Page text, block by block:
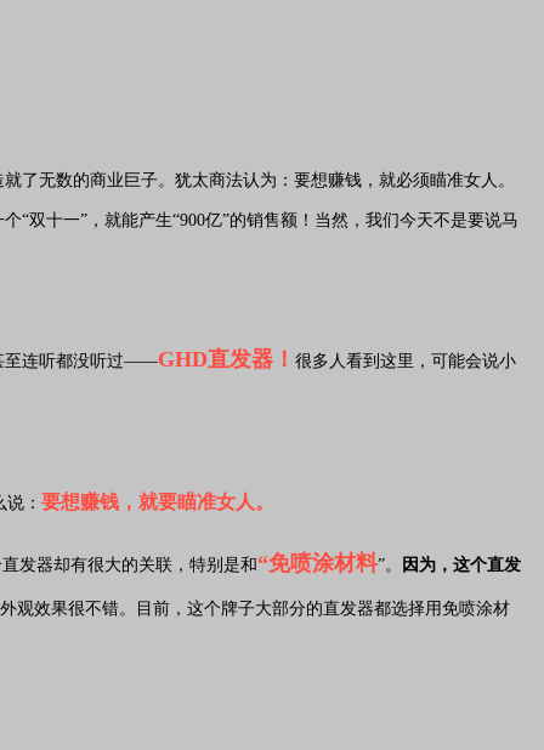
了无数的商业巨子。犹太商法认为：要想赚钱，就必须瞄准女人。
“双十一”，就能产生“900亿”的销售额！当然，我们今天不是要说马
至连听都没听过——GHD直发器！ 很多人看到这里，可能会说小
： 要想赚钱，就要瞄准女人。
发器却有很大的关联，特别是和 “免喷涂材料”。 因为，这个直发
观效果很不错。目前，这个牌子大部分的直发器都选择用免喷涂材